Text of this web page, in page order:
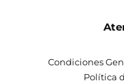
Condiciones
Política